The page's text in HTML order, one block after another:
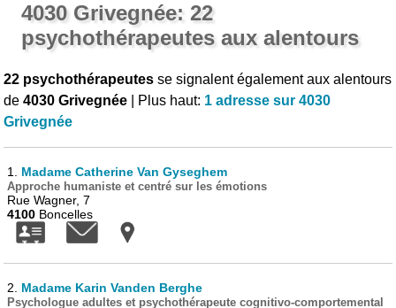
4030 Grivegnée: 22
psychothérapeutes aux alentours
22 psychothérapeutes se signalent également aux alentours
de4030 Grivegnée | Plus haut: 1 adresse sur 4030
Grivegnée
1. Madame Catherine Van Gyseghem
Approche humaniste et centré sur les émotions
Rue Wagner, 7
4100 Boncelles
2. Madame Karin Vanden Berghe
Psychologue adultes et psychothérapeute cognitivo-comportemental